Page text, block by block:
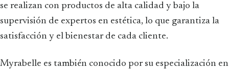
se realizan con productos de alta calidad y bajo la
supervisión de expertos en estética, lo que garantiza la
satisfacción y el bienestar de cada cliente.
Myrabelle es también conocido por su especialización en